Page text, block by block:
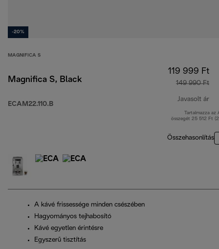
-20%
MAGNIFICA S
Magnifica S, Black
ECAM22.110.B
119 999 Ft
149 990 Ft
Javasolt ár
Tartalmazza az
összegét 25 512 Ft
Összehasonlítás
A kávé frissessége minden csészében
Hagyományos tejhabosító
Kávé egyetlen érintésre
Egyszerű tisztítás